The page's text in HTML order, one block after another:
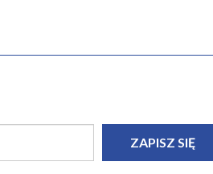
ZAPISZ SIĘ